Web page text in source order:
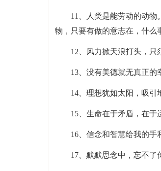
11、人类是能劳动的动物
物，只要有做的意志在，什么
12、风力掀天浪打头，
13、没有美德就无真正的
14、理想犹如太阳，吸
15、生命在于矛盾，在于
16、信念和智慧给我的手
17、默默思念中，忘不了